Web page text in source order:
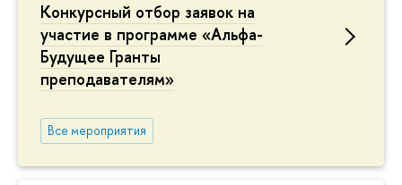
Конкурсный отбор заявок на
участие в программе «Альфа-
Будущее Гранты
преподавателям»
Все мероприятия